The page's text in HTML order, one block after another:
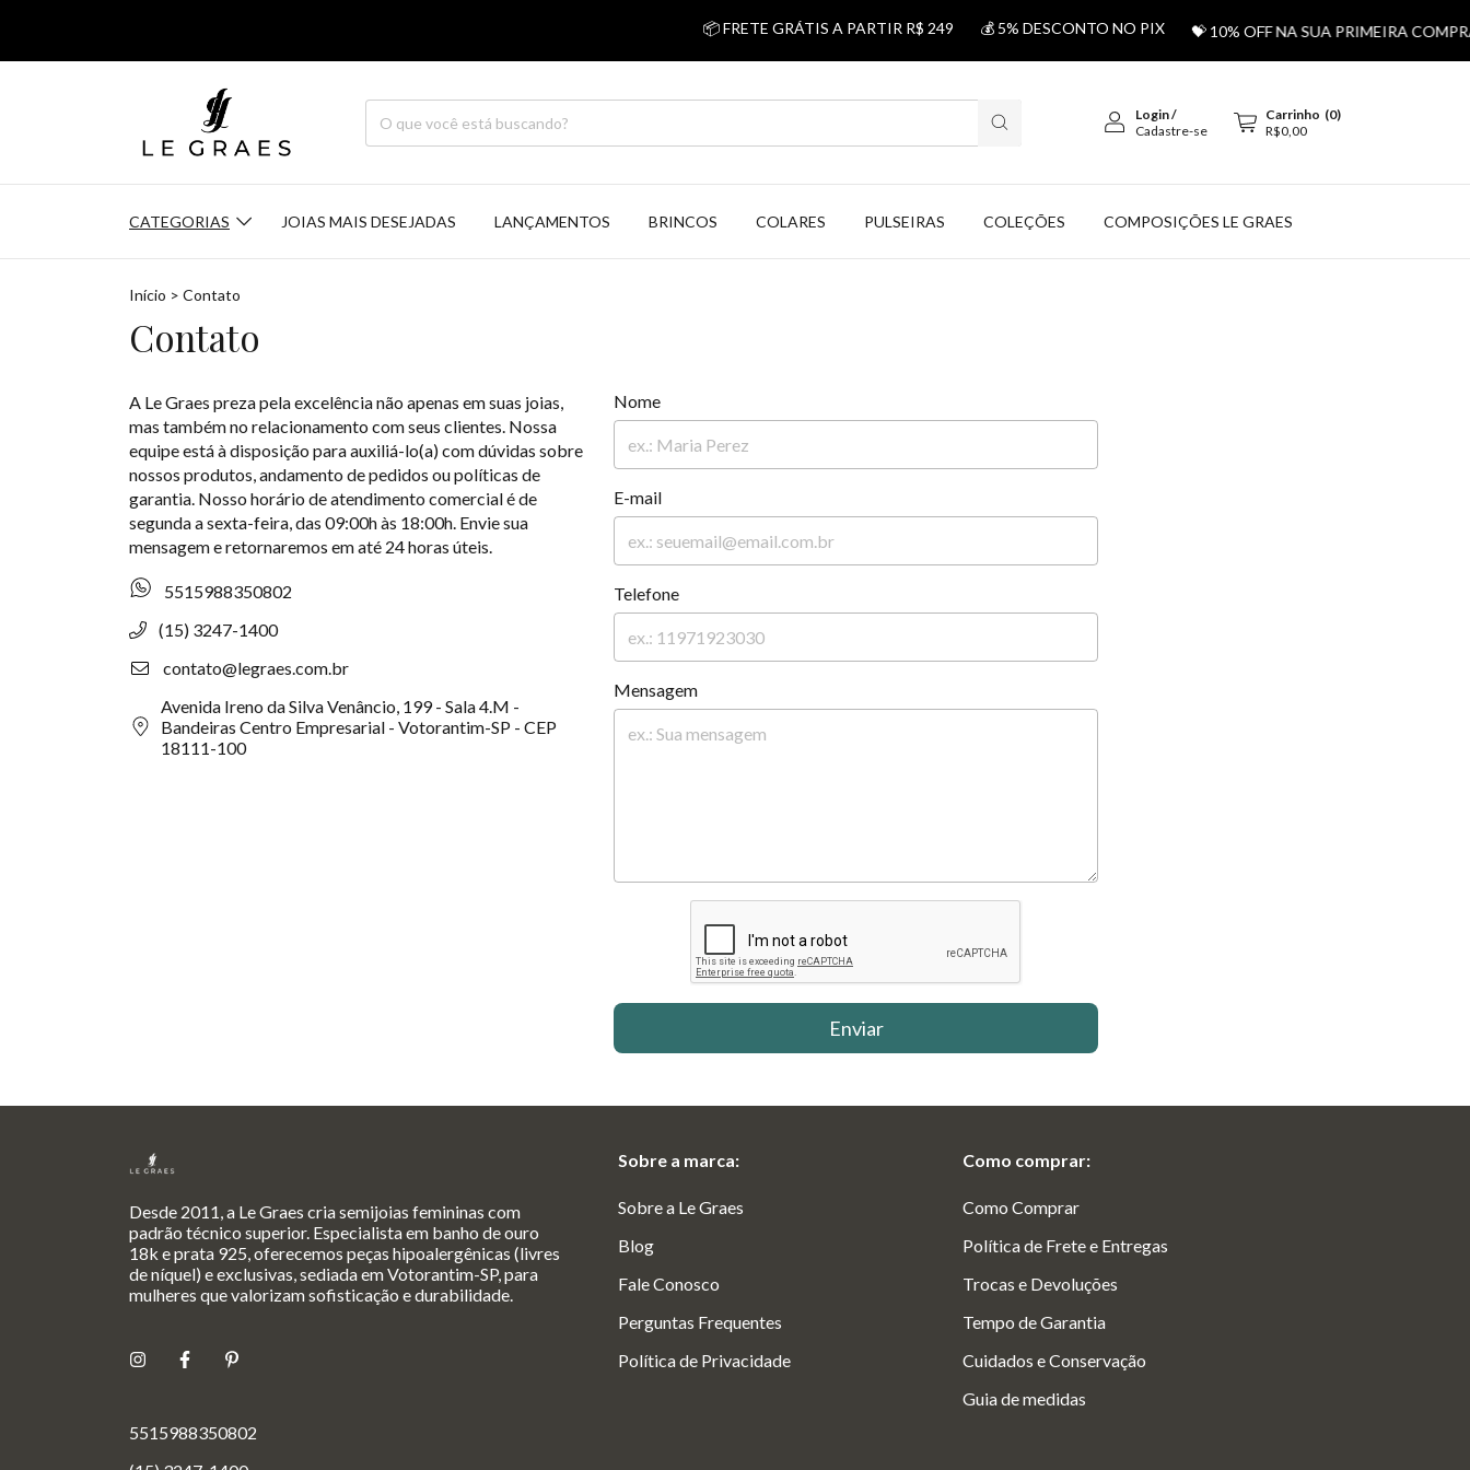
📦 FRETE GRÁTIS A PARTIR R$ 249 💰 5% DESCONTO NO PIX 💝 10% OFF NA SUA PRIMEIRA
Login/
Cadastre-se
Carrinho (0)
R$0,00
CATEGORIAS JOIAS MAIS DESEJADAS LANÇAMENTOS BRINCOS COLARES PULSEIRAS COLEÇÕES COMPOSIÇÕES LE GRAES
Início > Contato
Contato
A Le Graes preza pela excelência não apenas em suas joias,
mas também no relacionamento com seus clientes. Nossa
equipe está à disposição para auxiliá-lo(a) com dúvidas sobre
nossos produtos, andamento de pedidos ou políticas de
garantia. Nosso horário de atendimento comercial é de
segunda a sexta-feira, das 09:00h às 18:00h. Envie sua
mensagem e retornaremos em até 24 horas úteis.
5515988350802
(15) 3247-1400
contato@legraes.com.br
Avenida Ireno da Silva Venâncio, 199 - Sala 4.M -
Bandeiras Centro Empresarial - Votorantim-SP - CEP
18111-100
Nome
E-mail
Telefone
Mensagem
Enviar
Desde 2011, a Le Graes cria semijoias femininas com
padrão técnico superior. Especialista em banho de ouro
18k e prata 925, oferecemos peças hipoalergênicas (livres
de níquel) e exclusivas, sediada em Votorantim-SP, para
mulheres que valorizam sofisticação e durabilidade.
5515988350802
Sobre a marca:
Sobre a Le Graes
Blog
Fale Conosco
Perguntas Frequentes
Política de Privacidade
Como comprar:
Como Comprar
Política de Frete e Entregas
Trocas e Devoluções
Tempo de Garantia
Cuidados e Conservação
Guia de medidas